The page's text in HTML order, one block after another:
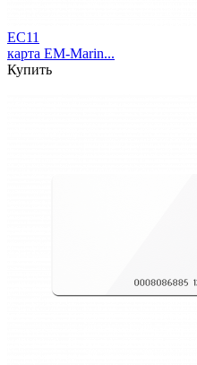
EC11
карта EM-Marin...
Купить